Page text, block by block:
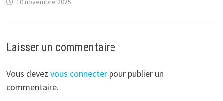
Laisser un commentaire
Vous devez vous connecterpour publier un
commentaire.